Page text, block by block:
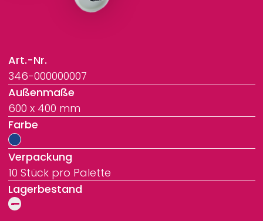
Art.-Nr.
346-000000007
Außenmaße
600 x 400 mm
Farbe
Verpackung
10 Stück pro Palette
Lagerbestand